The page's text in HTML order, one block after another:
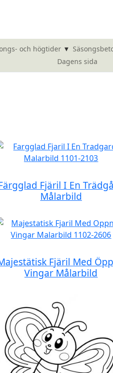
och högtider ▾
Dagens sida
Fjäril I En
Målarbild
Fjäril Med
Vingar Målarbild